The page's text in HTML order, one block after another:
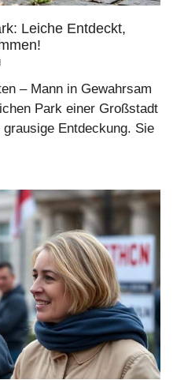
Leiche Entdeckt,
– Mann in Gewahrsam
Park einer Großstadt
Entdeckung. Sie